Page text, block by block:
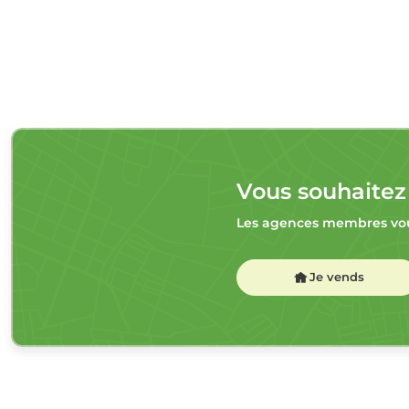
Vous
Les agences membres
Je vends